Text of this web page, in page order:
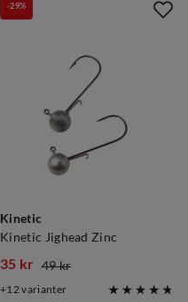
Kinetic
Kinetic Jighead Zinc
-29%
discounted
35 kr
original
49 kr
12 varianter